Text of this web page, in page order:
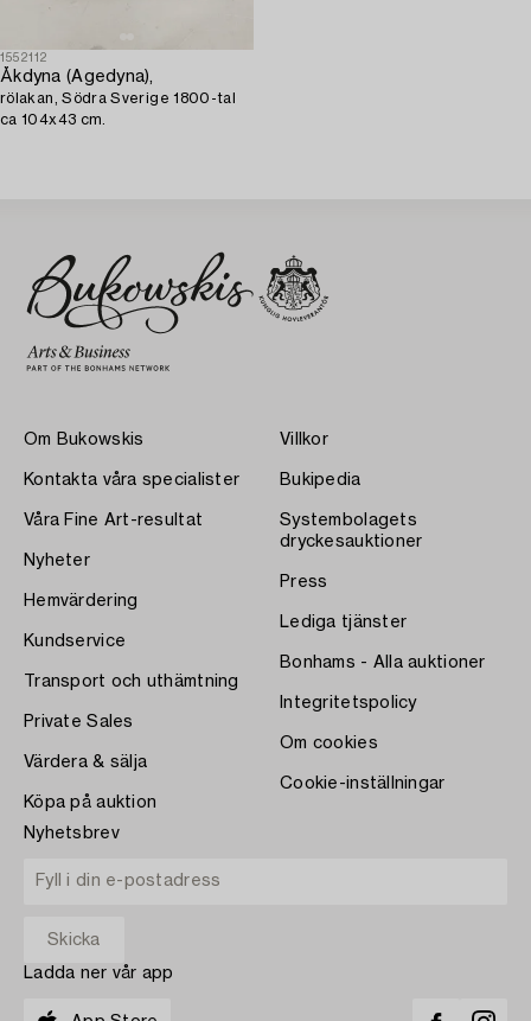
1552112
Åkdyna (Agedyna),
rölakan, Södra Sverige 1800-tal
ca 104x43 cm.
Om Bukowskis
Kontakta våra specialister
Våra Fine Art-resultat
Nyheter
Hemvärdering
Kundservice
Transport och uthämtning
Private Sales
Värdera & sälja
Köpa på auktion
Villkor
Bukipedia
Systembolagets
dryckesauktioner
Press
Lediga tjänster
Bonhams - Alla auktioner
Integritetspolicy
Om cookies
Cookie-inställningar
Nyhetsbrev
Ladda ner vår app